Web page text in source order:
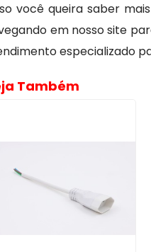
você queira saber
em nosso site
especializado
Também